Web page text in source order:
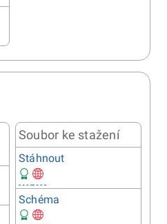
Soubor ke stažení
Stáhnout
Schéma